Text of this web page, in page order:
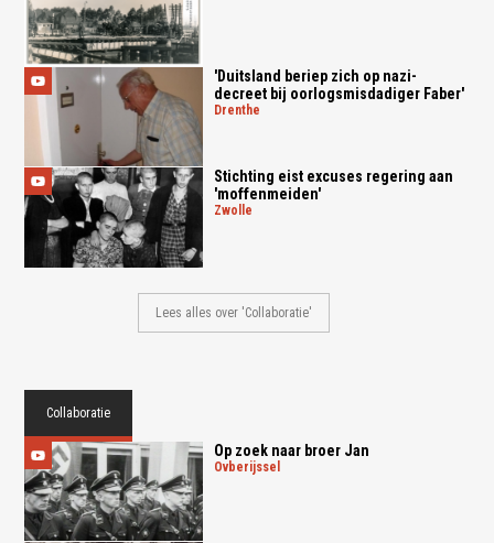
'Duitsland beriep zich op nazi-
decreet bij oorlogsmisdadiger Faber'
drenthe
Stichting eist excuses regering aan
'moffenmeiden'
zwolle
Lees alles over 'Collaboratie'
Collaboratie
Op zoek naar broer Jan
ovberijssel